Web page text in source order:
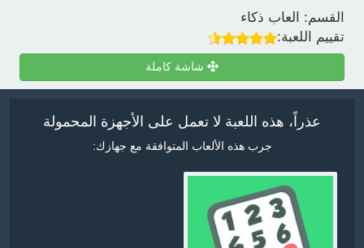
القسم:
العاب ذكاء
تقييم اللعبة:
شاشة كاملة
عذراً، هذه اللعبة لا تعمل على الأجهزة المحمولة
جرب هذه الألعاب المتوافقة مع جهازك: